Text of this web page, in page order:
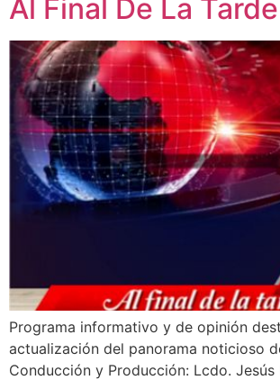
Al Final De La Tarde
Programa informativo y de opinión
actualización del panorama noticioso
Conducción y Producción: Lcdo. Jesús